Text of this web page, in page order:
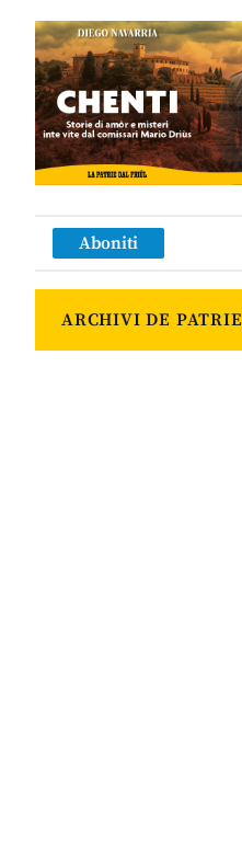
Aboniti
ARCHIVI DE PATRIE